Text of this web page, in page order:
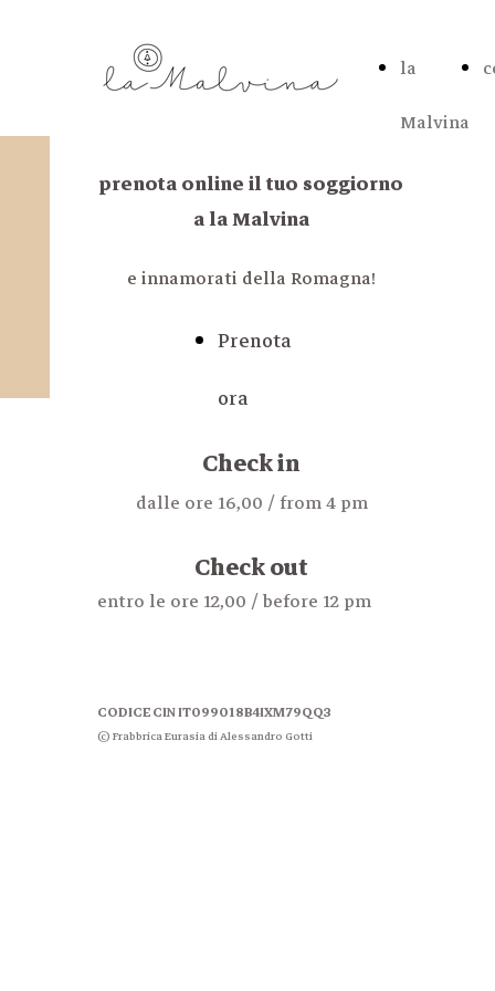
CODICE CIN IT099018B4IXM79QQ3
© Frabbrica Eurasia di Alessandro Gotti
la
Malvina
prenota online il tuo soggiorno
a la Malvina
e innamorati della Romagna!
Prenota
ora
Check in
Check out
dalle ore 16,00 / from 4 pm
entro le ore 12,00 / before 12 pm